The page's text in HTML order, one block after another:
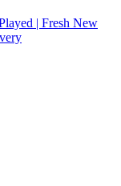
| Fresh New